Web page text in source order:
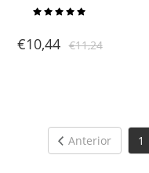
de tela de muselina de
de regalo de ducha
€10,44 €11,24
Anterior 1